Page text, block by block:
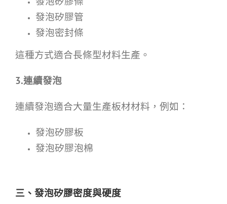
發泡矽膠管
發泡密封條
這種方式適合長條型材料生產。
3.連續發泡
連續發泡適合大量生產板材材料，例如：
發泡矽膠板
發泡矽膠泡棉
三、發泡矽膠密度與硬度